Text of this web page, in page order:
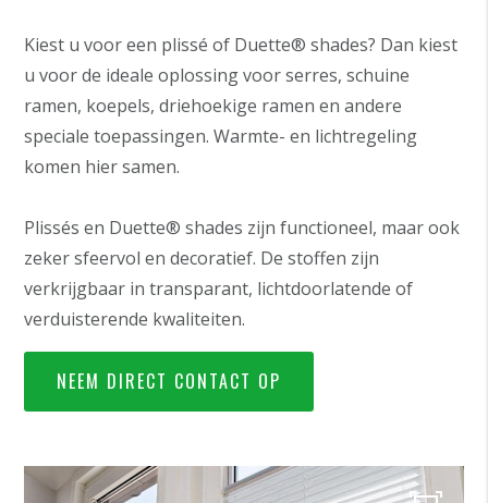
Kiest u voor een plissé of Duette® shades? Dan kiest
u voor de ideale oplossing voor serres, schuine
ramen, koepels, driehoekige ramen en andere
speciale toepassingen. Warmte- en lichtregeling
komen hier samen.
Plissés en Duette® shades zijn functioneel, maar ook
zeker sfeervol en decoratief. De stoffen zijn
verkrijgbaar in transparant, lichtdoorlatende of
verduisterende kwaliteiten.
NEEM DIRECT CONTACT OP